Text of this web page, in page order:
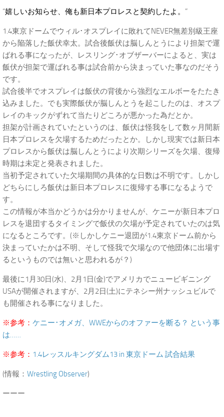
“嬉しいお知らせ、俺も新日本プロレスと契約したよ。 ”
1.4東京ドームでウィル･オスプレイに敗れてNEVER無差別級王座
から陥落した飯伏幸太。試合後飯伏は脳しんとうにより担架で運
ばれる事になったが、レスリング･オブザーバーによると、実は
飯伏が担架で運ばれる事は試合前から決まっていた事なのだそう
です。
試合後半でオスプレイは飯伏の背後から強烈なエルボーをたたき
込みました。でも実際飯伏が脳しんとうを起こしたのは、オスプ
レイのキックがずれて当たりどころが悪かった為だとか。
担架が計画されていたというのは、飯伏は怪我をして数ヶ月間新
日本プロレスを欠場するためだったとか。しかし現実では新日本
プロレスから飯伏は脳しんとうにより次期シリーズを欠場、復帰
時期は未定と発表されました。
当初予定されていた欠場期間の具体的な日数は不明です。しかし
どちらにしろ飯伏は新日本プロレスに復帰する事になるようで
す。
この情報が本当かどうかは分かりませんが、ケニーが新日本プロ
レスを退団するタイミングで飯伏の欠場が予定されていたのは気
になるところです。(※しかしケニー退団が1.4東京ドーム前から
決まっていたかは不明、そして怪我で欠場なので他団体に出場す
るというものでは無いと思われるが？)
最後に1月30日(水)、2月1日(金)でアメリカでニュービギニング
USAが開催されますが、2月2日(土)にテネシー州ナッシュビルで
も開催される事になりました。
※参考： ケニー･オメガ、WWEからのオファーを断る？ という事
は……
※参考： 1.4レッスルキングダム13 in 東京ドーム 試合結果
(情報： Wrestling Observer)
ーーー